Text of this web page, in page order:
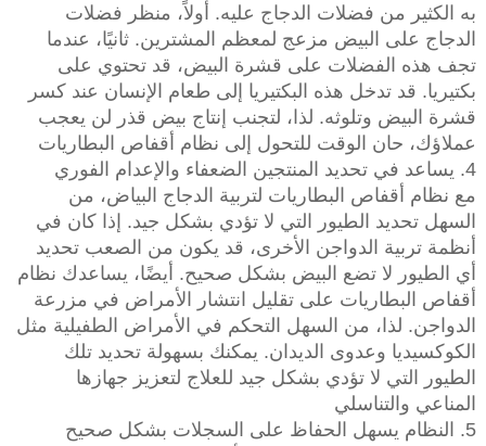
به الكثير من فضلات الدجاج عليه. أولاً، منظر فضلات
الدجاج على البيض مزعج لمعظم المشترين. ثانيًا، عندما
تجف هذه الفضلات على قشرة البيض، قد تحتوي على
بكتيريا. قد تدخل هذه البكتيريا إلى طعام الإنسان عند كسر
قشرة البيض وتلوثه. لذا، لتجنب إنتاج بيض قذر لن يعجب
عملاؤك، حان الوقت للتحول إلى نظام أقفاص البطاريات
4. يساعد في تحديد المنتجين الضعفاء والإعدام الفوري
مع نظام أقفاص البطاريات لتربية الدجاج البياض، من
السهل تحديد الطيور التي لا تؤدي بشكل جيد. إذا كان في
أنظمة تربية الدواجن الأخرى، قد يكون من الصعب تحديد
أي الطيور لا تضع البيض بشكل صحيح. أيضًا، يساعدك نظام
أقفاص البطاريات على تقليل انتشار الأمراض في مزرعة
الدواجن. لذا، من السهل التحكم في الأمراض الطفيلية مثل
الكوكسيديا وعدوى الديدان. يمكنك بسهولة تحديد تلك
الطيور التي لا تؤدي بشكل جيد للعلاج لتعزيز جهازها
المناعي والتناسلي
5. النظام يسهل الحفاظ على السجلات بشكل صحيح